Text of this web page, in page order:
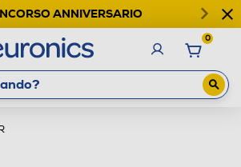
ANNIVERSARIO
0